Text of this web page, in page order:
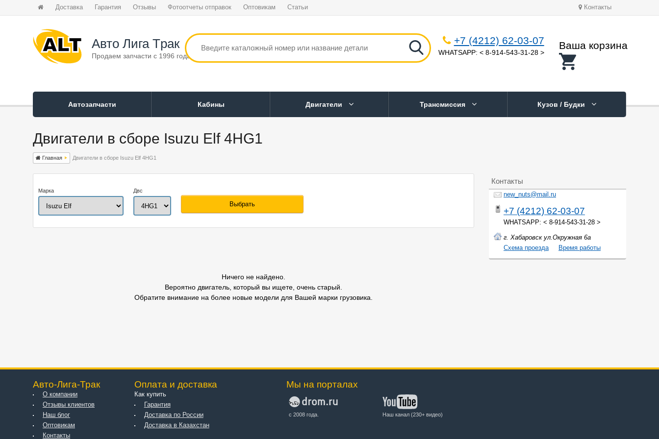
Доставка Гарантия Отзывы Фотоотчеты отправок Оптовикам Статьи Контакты
Авто Лига Tрак
Продаем запчасти с 1996 года
+7 (4212) 62-03-07
WHATSAPP: < 8-914-543-31-28 >
Ваша корзина
Автозапчасти Кабины Двигатели Трансмиссия Кузов / Будки
Двигатели в сборе Isuzu Elf 4HG1
Главная Двигатели в сборе Isuzu Elf 4HG1
Марка Двс
Ничего не найдено.
Вероятно двигатель, который вы ищете, очень старый.
Обратите внимание на более новые модели для Вашей марки грузовика.
Контакты
new_nuts@mail.ru
+7 (4212) 62-03-07
WHATSAPP: < 8-914-543-31-28 >
г. Хабаровск ул.Окружная 6а
Cхема проезда
Время работы
Авто-Лига-Трак
О компании
Отзывы клиентов
Наш блог
Оптовикам
Контакты
Оплата и доставка
Как купить
Гарантия
Доставка по России
Доставка в Казахстан
Мы на порталах
с 2008 года. Наш канал (230+ видео)